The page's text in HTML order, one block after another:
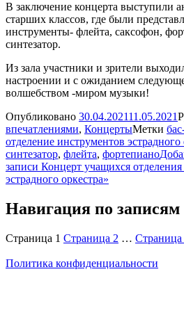
В заключение концерта выступили
старших классов, где были
инструменты- флейта, саксофон,
синтезатор.
Из зала участники и зрители
настроении и с ожиданием
волшебством -миром музыки!
Опубликовано 30.04.202111.05.2021
впечатлениями, КонцертыМетки
отделение инструментов эстрадного
синтезатор, флейта, фортепиано
записи Концерт учащихся
эстрадного оркестра»
Навигация по записям
Страница 1 Страница 2 … Страница
Политика конфиденциальности